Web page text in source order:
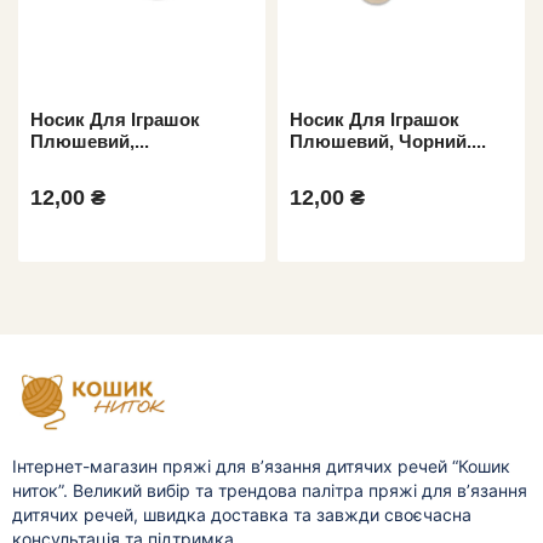
Носик Для Іграшок
Плюшевий,...
12,00 ₴
Носик Для Іграшок
Плюшевий, Чорний....
12,00 ₴
Інтернет-магазин пряжі для в’язання дитячих речей “Кошик
ниток”. Великий вибір та трендова палітра пряжі для в’язання
дитячих речей, швидка доставка та завжди своєчасна
консультація та підтримка.